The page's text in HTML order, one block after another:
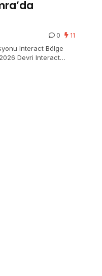
0 11
Interact Bölge
Devri Interact